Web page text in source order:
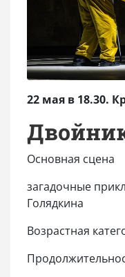
22 мая в 18.30.
Основная сцена
загадочные
Голядкина
Возрастная